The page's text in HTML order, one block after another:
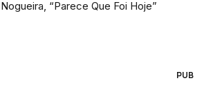
Nogueira, “Parece Que Foi Hoje”
PUB